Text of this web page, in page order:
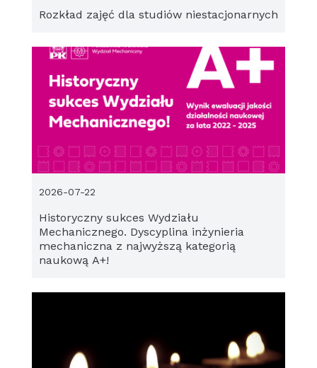
Rozkład zajęć dla studiów niestacjonarnych
Historyczny sukces Wydziału
Mechanicznego. Dyscyplina inżynieria
mechaniczna z najwyższą kategorią
naukową A+!
2026-07-22